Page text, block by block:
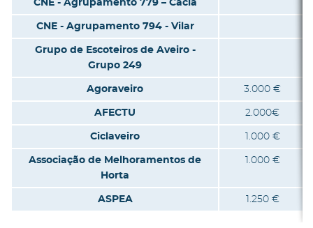
CNE - Agrupamento 779 – Cacia
CNE - Agrupamento 794 - Vilar
Grupo de Escoteiros de Aveiro -
Grupo 249
Agoraveiro 3.000 €
AFECTU 2.000€
Ciclaveiro 1.000 €
Associação de Melhoramentos de
Horta
1.000 €
ASPEA 1.250 €